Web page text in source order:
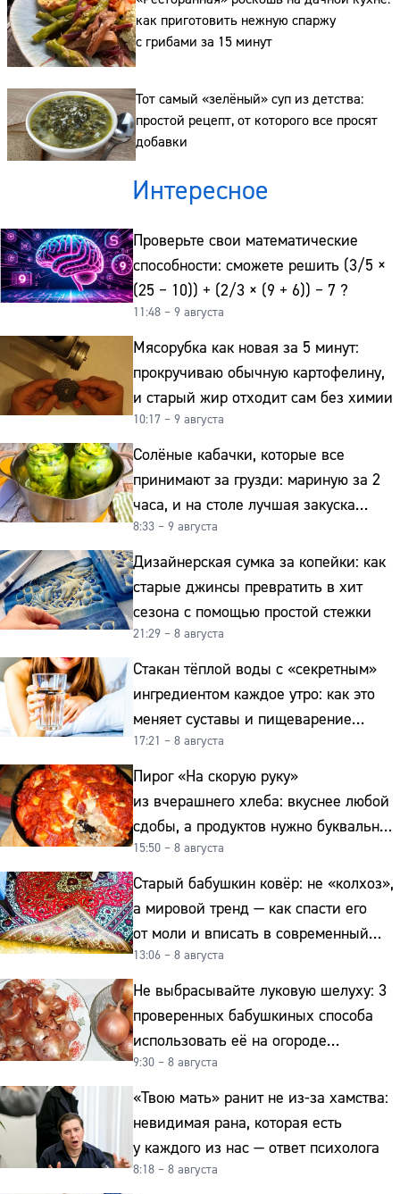
как приготовить нежную спаржу
с грибами за 15 минут
Тот самый «зелёный» суп из детства:
простой рецепт, от которого все просят
добавки
Интересное
Проверьте свои математические
способности: сможете решить (3/5 ×
(25 − 10)) + (2/3 × (9 + 6)) − 7 ?
11:48 – 9 августа
Мясорубка как новая за 5 минут:
прокручиваю обычную картофелину,
и старый жир отходит сам без химии
10:17 – 9 августа
Солёные кабачки, которые все
принимают за грузди: мариную за 2
часа, и на столе лучшая закуска
к картошке
8:33 – 9 августа
Дизайнерская сумка за копейки: как
старые джинсы превратить в хит
сезона с помощью простой стежки
21:29 – 8 августа
Стакан тёплой воды с «секретным»
ингредиентом каждое утро: как это
меняет суставы и пищеварение
после 50
17:21 – 8 августа
Пирог «На скорую руку»
из вчерашнего хлеба: вкуснее любой
сдобы, а продуктов нужно буквально
копейки
15:50 – 8 августа
Старый бабушкин ковёр: не «колхоз»,
а мировой тренд — как спасти его
от моли и вписать в современный
интерьер
13:06 – 8 августа
Не выбрасывайте луковую шелуху: 3
проверенных бабушкиных способа
использовать её на огороде
и для здоровья этой зимой
9:30 – 8 августа
«Твою мать» ранит не из-за хамства:
невидимая рана, которая есть
у каждого из нас — ответ психолога
8:18 – 8 августа
Адрес: